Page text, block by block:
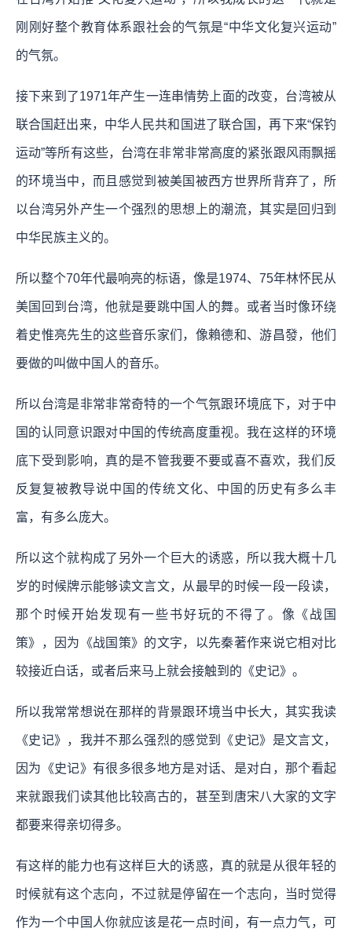
刚刚好整个教育体系跟社会的气氛是“中华文化复兴运动”
的气氛。
接下来到了1971年产生一连串情势上面的改变，台湾被从
联合国赶出来，中华人民共和国进了联合国，再下来“保钓
运动”等所有这些，台湾在非常非常高度的紧张跟风雨飘摇
的环境当中，而且感觉到被美国被西方世界所背弃了，所
以台湾另外产生一个强烈的思想上的潮流，其实是回归到
中华民族主义的。
所以整个70年代最响亮的标语，像是1974、75年林怀民从
美国回到台湾，他就是要跳中国人的舞。或者当时像环绕
着史惟亮先生的这些音乐家们，像賴德和、游昌發，他们
要做的叫做中国人的音乐。
所以台湾是非常非常奇特的一个气氛跟环境底下，对于中
国的认同意识跟对中国的传统高度重视。我在这样的环境
底下受到影响，真的是不管我要不要或喜不喜欢，我们反
反复复被教导说中国的传统文化、中国的历史有多么丰
富，有多么庞大。
所以这个就构成了另外一个巨大的诱惑，所以我大概十几
岁的时候牌示能够读文言文，从最早的时候一段一段读，
那个时候开始发现有一些书好玩的不得了。像《战国
策》，因为《战国策》的文字，以先秦著作来说它相对比
较接近白话，或者后来马上就会接触到的《史记》。
所以我常常想说在那样的背景跟环境当中长大，其实我读
《史记》，我并不那么强烈的感觉到《史记》是文言文，
因为《史记》有很多很多地方是对话、是对白，那个看起
来就跟我们读其他比较高古的，甚至到唐宋八大家的文字
都要来得亲切得多。
有这样的能力也有这样巨大的诱惑，真的就是从很年轻的
时候就有这个志向，不过就是停留在一个志向，当时觉得
作为一个中国人你就应该是花一点时间，有一点力气，可